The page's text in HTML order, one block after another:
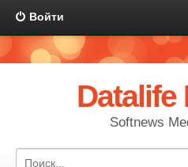
Войти
Datalife
Softnews